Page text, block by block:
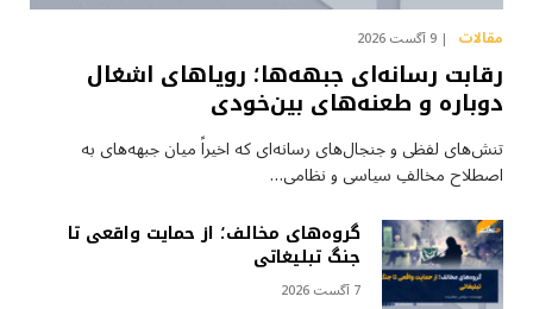
مقالات 9 آگست 2026
رقابت رسانه‌ای جبهه‌ها؛ رویاهای اشغال
دوباره و طعنه‌های بین‌خودی
تنش‌های لفظی و جنجال‌های رسانه‌ای که اخیراً میان جبهه‌های به
اصطلاح مخالفِ سیاسی و نظامی…
گروه‌های مخالف؛ از حمایت واقعی تا
جنگ تبلیغاتی
7 آگست 2026